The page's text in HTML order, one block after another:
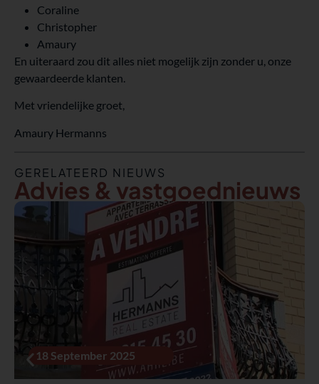
Coraline
Christopher
Amaury
En uiteraard zou dit alles niet mogelijk zijn zonder u, onze
gewaardeerde klanten.
Met vriendelijke groet,
Amaury Hermanns
GERELATEERD NIEUWS
Advies & vastgoednieuws
18 September 2025